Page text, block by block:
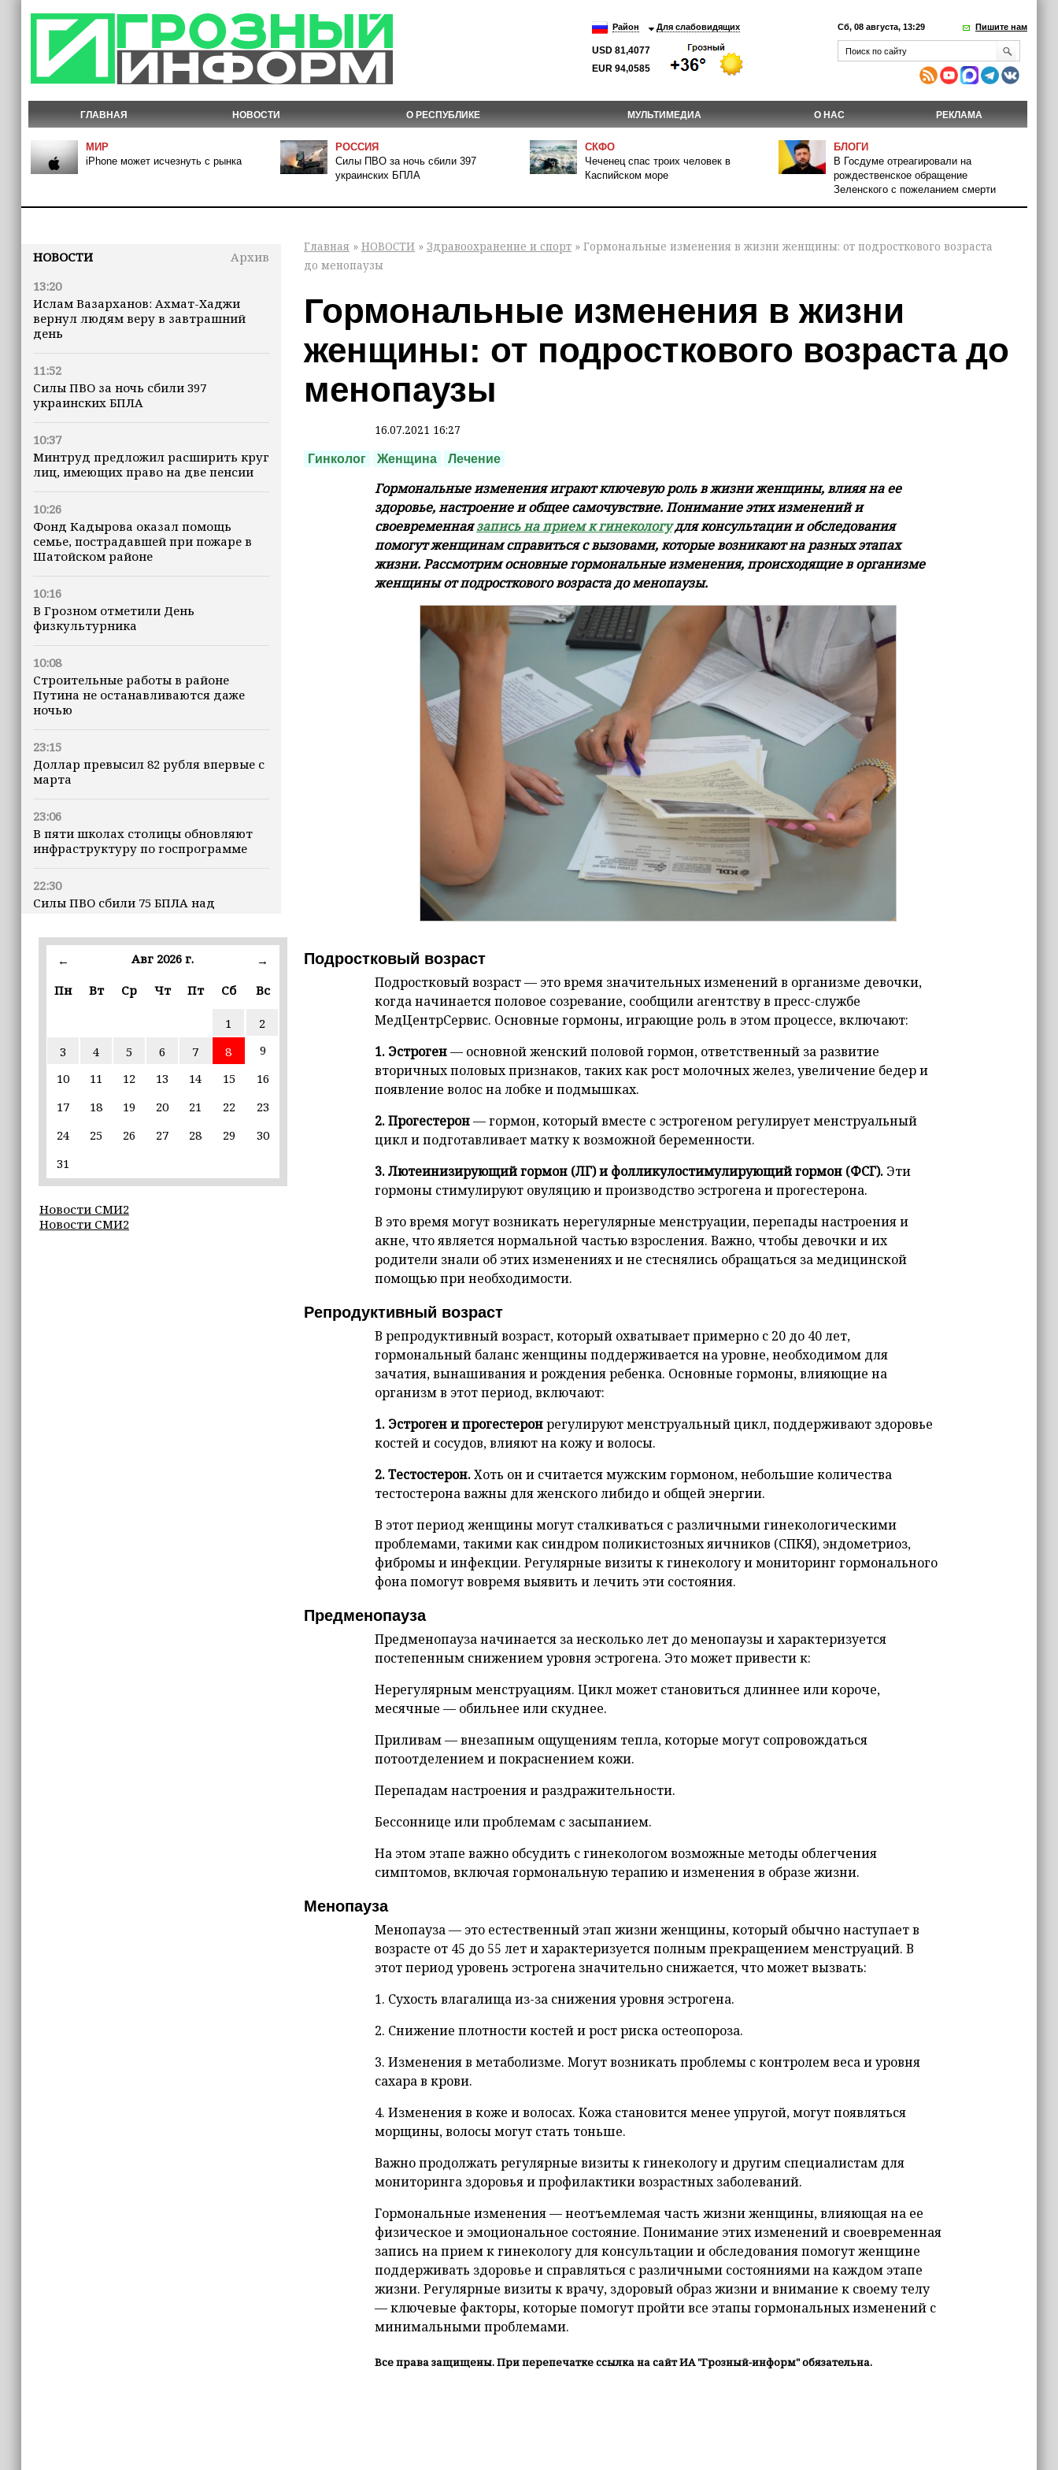
Район Для слабовидящих
USD 81,4077
EUR 94,0585
Сб, 08 августа, 13:29 Пишите нам
ГЛАВНАЯ НОВОСТИ О РЕСПУБЛИКЕ МУЛЬТИМЕДИА О НАС РЕКЛАМА
МИР
iPhone может исчезнуть с рынка
РОССИЯ
Силы ПВО за ночь сбили 397
украинских БПЛА
СКФО
Чеченец спас троих человек в
Каспийском море
БЛОГИ
В Госдуме отреагировали на
рождественское обращение
Зеленского с пожеланием смерти
НОВОСТИ
Архив
13:20
Ислам Вазарханов: Ахмат-Хаджи
вернул людям веру в завтрашний
день
11:52
Силы ПВО за ночь сбили 397
украинских БПЛА
10:37
Минтруд предложил расширить круг
лиц, имеющих право на две пенсии
10:26
Фонд Кадырова оказал помощь
семье, пострадавшей при пожаре в
Шатойском районе
10:16
В Грозном отметили День
физкультурника
10:08
Строительные работы в районе
Путина не останавливаются даже
ночью
23:15
Доллар превысил 82 рубля впервые с
марта
23:06
В пяти школах столицы обновляют
инфраструктуру по госпрограмме
22:30
Силы ПВО сбили 75 БПЛА над
iPhone может исчезнуть с рынка
9 августа в Грозном пройдет дрифт-
фестиваль
Эксперт объяснил, почему не стоит
16:55
В Шелковском районе обучают
«ИнформУИК»
← Авг 2026 г.
→
Пн
Вт Ср Чт Пт Сб Вс
1
2
3
4 5 6 7 8
9
10
11 12 13 14 15
16
17
18 19 20 21 22
23
24
25 26 27 28 29
30
31
Новости СМИ2
Новости СМИ2
Главная » НОВОСТИ » Здравоохранение и спорт » Гормональные изменения в жизни женщины: от подросткового возраста
до менопаузы
Гормональные изменения в жизни
женщины: от подросткового возраста до
менопаузы
16.07.2021 16:27
Гинколог Женщина Лечение
Гормональные изменения играют ключевую роль в жизни женщины, влияя на ее
здоровье, настроение и общее самочувствие. Понимание этих изменений и
своевременнаязапись на прием к гинекологудля консультации и обследования
помогут женщинам справиться с вызовами, которые возникают на разных этапах
жизни. Рассмотрим основные гормональные изменения, происходящие в организме
женщины от подросткового возраста до менопаузы.
Подростковый возраст
Подростковый возраст — это время значительных изменений в организме девочки,
когда начинается половое созревание, сообщили агентству в пресс-службе
МедЦентрСервис. Основные гормоны, играющие роль в этом процессе, включают:
1. Эстроген— основной женский половой гормон, ответственный за развитие
вторичных половых признаков, таких как рост молочных желез, увеличение бедер и
появление волос на лобке и подмышках.
2. Прогестерон— гормон, который вместе с эстрогеном регулирует менструальный
цикл и подготавливает матку к возможной беременности.
3. Лютеинизирующий гормон (ЛГ) и фолликулостимулирующий гормон (ФСГ). Эти
гормоны стимулируют овуляцию и производство эстрогена и прогестерона.
В это время могут возникать нерегулярные менструации, перепады настроения и
акне, что является нормальной частью взросления. Важно, чтобы девочки и их
родители знали об этих изменениях и не стеснялись обращаться за медицинской
помощью при необходимости.
Репродуктивный возраст
В репродуктивный возраст, который охватывает примерно с 20 до 40 лет,
гормональный баланс женщины поддерживается на уровне, необходимом для
зачатия, вынашивания и рождения ребенка. Основные гормоны, влияющие на
организм в этот период, включают:
1. Эстроген и прогестеронрегулируют менструальный цикл, поддерживают здоровье
костей и сосудов, влияют на кожу и волосы.
2. Тестостерон.Хоть он и считается мужским гормоном, небольшие количества
тестостерона важны для женского либидо и общей энергии.
В этот период женщины могут сталкиваться с различными гинекологическими
проблемами, такими как синдром поликистозных яичников (СПКЯ), эндометриоз,
фибромы и инфекции. Регулярные визиты к гинекологу и мониторинг гормонального
фона помогут вовремя выявить и лечить эти состояния.
Предменопауза
Предменопауза начинается за несколько лет до менопаузы и характеризуется
постепенным снижением уровня эстрогена. Это может привести к:
Нерегулярным менструациям. Цикл может становиться длиннее или короче,
месячные — обильнее или скуднее.
Приливам — внезапным ощущениям тепла, которые могут сопровождаться
потоотделением и покраснением кожи.
Перепадам настроения и раздражительности.
Бессоннице или проблемам с засыпанием.
На этом этапе важно обсудить с гинекологом возможные методы облегчения
симптомов, включая гормональную терапию и изменения в образе жизни.
Менопауза
Менопауза — это естественный этап жизни женщины, который обычно наступает в
возрасте от 45 до 55 лет и характеризуется полным прекращением менструаций. В
этот период уровень эстрогена значительно снижается, что может вызвать:
1. Сухость влагалища из-за снижения уровня эстрогена.
2. Снижение плотности костей и рост риска остеопороза.
3. Изменения в метаболизме. Могут возникать проблемы с контролем веса и уровня
сахара в крови.
4. Изменения в коже и волосах. Кожа становится менее упругой, могут появляться
морщины, волосы могут стать тоньше.
Важно продолжать регулярные визиты к гинекологу и другим специалистам для
мониторинга здоровья и профилактики возрастных заболеваний.
Гормональные изменения — неотъемлемая часть жизни женщины, влияющая на ее
физическое и эмоциональное состояние. Понимание этих изменений и своевременная
запись на прием к гинекологу для консультации и обследования помогут женщине
поддерживать здоровье и справляться с различными состояниями на каждом этапе
жизни. Регулярные визиты к врачу, здоровый образ жизни и внимание к своему телу
— ключевые факторы, которые помогут пройти все этапы гормональных изменений с
минимальными проблемами.
Все права защищены. При перепечатке ссылка на сайт ИА "Грозный-информ" обязательна.